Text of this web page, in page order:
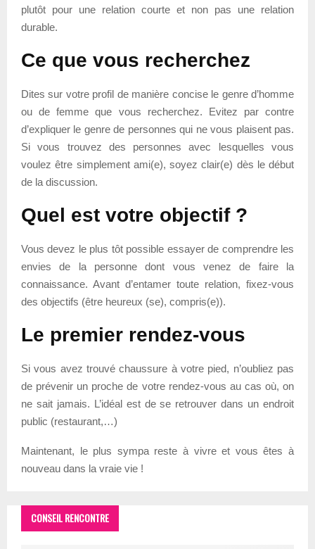
plutôt pour une relation courte et non pas une relation
durable.
Ce que vous recherchez
Dites sur votre profil de manière concise le genre d’homme
ou de femme que vous recherchez. Evitez par contre
d’expliquer le genre de personnes qui ne vous plaisent pas.
Si vous trouvez des personnes avec lesquelles vous
voulez être simplement ami(e), soyez clair(e) dès le début
de la discussion.
Quel est votre objectif ?
Vous devez le plus tôt possible essayer de comprendre les
envies de la personne dont vous venez de faire la
connaissance. Avant d’entamer toute relation, fixez-vous
des objectifs (être heureux (se), compris(e)).
Le premier rendez-vous
Si vous avez trouvé chaussure à votre pied, n’oubliez pas
de prévenir un proche de votre rendez-vous au cas où, on
ne sait jamais. L’idéal est de se retrouver dans un endroit
public (restaurant,…)
Maintenant, le plus sympa reste à vivre et vous êtes à
nouveau dans la vraie vie !
CONSEIL RENCONTRE